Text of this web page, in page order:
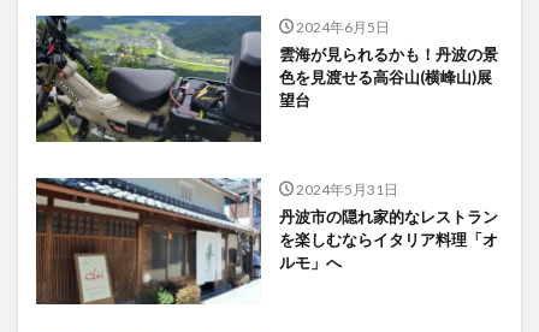
2024年6月5日
雲海が見られるかも！丹波の景
色を見渡せる高谷山(横峰山)展
望台
2024年5月31日
丹波市の隠れ家的なレストラン
を楽しむならイタリア料理「オ
ルモ」へ